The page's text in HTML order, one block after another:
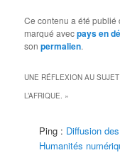
Ce contenu a été
marqué avecpays en
sonpermalien.
UNE RÉFLEXION AU
L’AFRIQUE. »
Ping : Diffusion
Humanités